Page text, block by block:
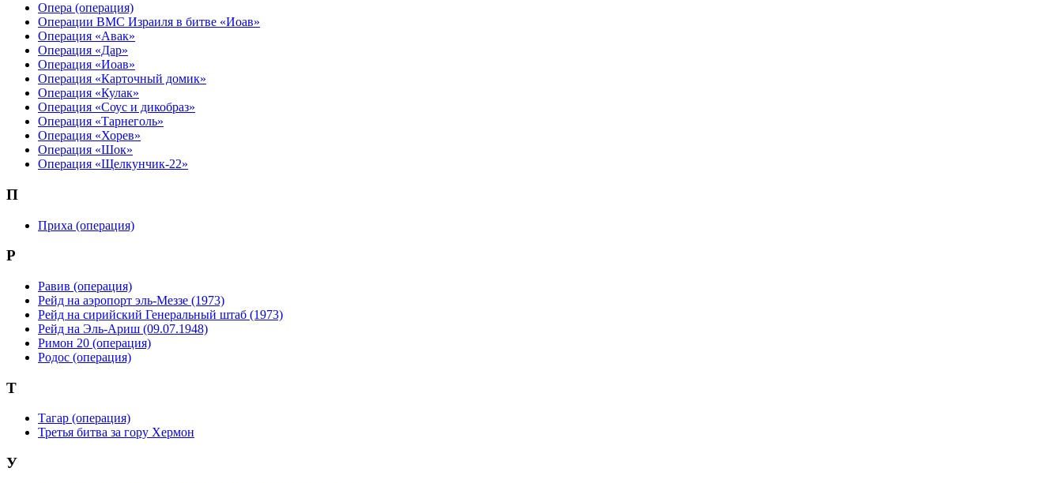
Опера (операция)
Операции ВМС Израиля в битве «Иоав»
Операция «Авак»
Операция «Дар»
Операция «Иоав»
Операция «Карточный домик»
Операция «Кулак»
Операция «Соус и дикобраз»
Операция «Тарнеголь»
Операция «Хорев»
Операция «Шок»
Операция «Щелкунчик-22»
П
Приха (операция)
Р
Равив (операция)
Рейд на аэропорт эль-Меззе (1973)
Рейд на сирийский Генеральный штаб (1973)
Рейд на Эль-Ариш (09.07.1948)
Римон 20 (операция)
Родос (операция)
Т
Тагар (операция)
Третья битва за гору Хермон
У